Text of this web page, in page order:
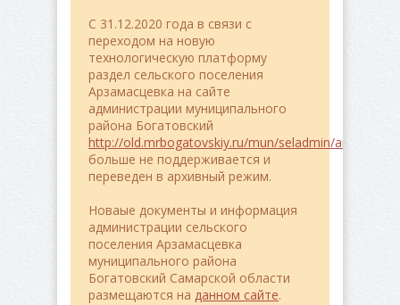
C 31.12.2020 года в связи с
переходом на новую
технологическую платформу
раздел сельского поселения
Арзамасцевка на сайте
администрации муниципального
района Богатовский
http://old.mrbogatovskiy.ru/mun/seladmin/
больше не поддерживается и
переведен в архивный режим.
Новаые документы и информация
администрации сельского
поселения Арзамасцевка
муниципального района
Богатовский Самарской области
размещаются на данном сайте.